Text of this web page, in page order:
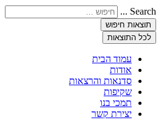
Search ...
תוצאות חיפוש
לכל התוצאות
עמוד הבית
אודות
סדנאות והרצאות
שקיפות
תמכי בנו
יצירת קשר